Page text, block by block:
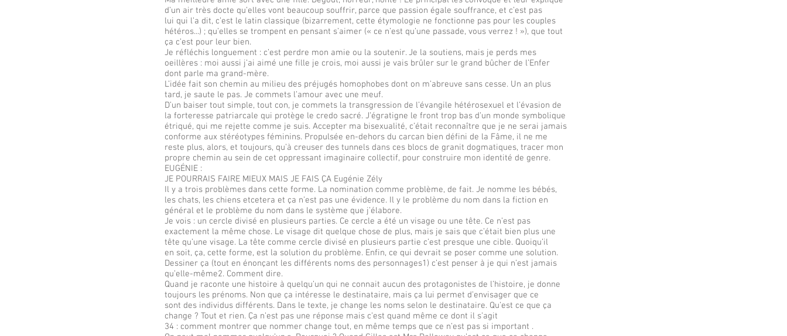
d’un air très docte qu’elles vont beaucoup souffrir, parce que passion égale souffrance, et c’est pas
lui qui l’a dit, c’est le latin classique (bizarrement, cette étymologie ne fonctionne pas pour les couples
hétéros...) ; qu’elles se trompent en pensant s’aimer (« ce n’est qu’une passade, vous verrez ! »), que tout
ça c’est pour leur bien.
Je réfléchis longuement : c’est perdre mon amie ou la soutenir. Je la soutiens, mais je perds mes
oeillères : moi aussi j’ai aimé une fille je crois, moi aussi je vais brûler sur le grand bûcher de l’Enfer
dont parle ma grand-mère.
L’idée fait son chemin au milieu des préjugés homophobes dont on m’abreuve sans cesse. Un an plus
tard, je saute le pas. Je commets l’amour avec une meuf.
D’un baiser tout simple, tout con, je commets la transgression de l’évangile hétérosexuel et l’évasion de
la forteresse patriarcale qui protège le credo sacré. J’égratigne le front trop bas d’un monde symbolique
étriqué, qui me rejette comme je suis. Accepter ma bisexualité, c’était reconnaître que je ne serai jamais
conforme aux stéréotypes féminins. Propulsée en-dehors du carcan bien défini de la Fâme, il ne me
reste plus, alors, et toujours, qu’à creuser des tunnels dans ces blocs de granit dogmatiques, tracer mon
propre chemin au sein de cet oppressant imaginaire collectif, pour construire mon identité de genre.
EUGÉNIE :
JE POURRAIS FAIRE MIEUX MAIS JE FAIS ÇA Eugénie Zély
Il y a trois problèmes dans cette forme. La nomination comme problème, de fait. Je nomme les bébés,
les chats, les chiens etcetera et ça n’est pas une évidence. Il y le problème du nom dans la fiction en
général et le problème du nom dans le système que j’élabore.
Je vois : un cercle divisé en plusieurs parties. Ce cercle a été un visage ou une tête. Ce n’est pas
exactement la même chose. Le visage dit quelque chose de plus, mais je sais que c’était bien plus une
tête qu’une visage. La tête comme cercle divisé en plusieurs partie c’est presque une cible. Quoiqu’il
en soit, ça, cette forme, est la solution du problème. Enfin, ce qui devrait se poser comme une solution.
Dessiner ça (tout en énonçant les différents noms des personnages1) c’est penser à je qui n’est jamais
qu’elle-même2. Comment dire.
Quand je raconte une histoire à quelqu’un qui ne connait aucun des protagonistes de l’histoire, je donne
toujours les prénoms. Non que ça intéresse le destinataire, mais ça lui permet d’envisager que ce
sont des individus différents. Dans le texte, je change les noms selon le destinataire. Qu’est ce que ça
change ? Tout et rien. Ça n’est pas une réponse mais c’est quand même ce dont il s’agit
34 : comment montrer que nommer change tout, en même temps que ce n’est pas si important .